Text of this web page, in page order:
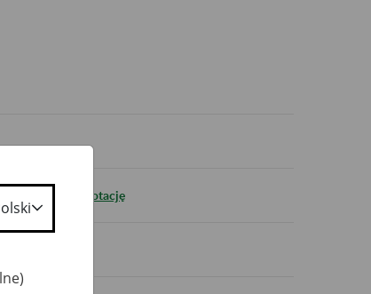
na dotację